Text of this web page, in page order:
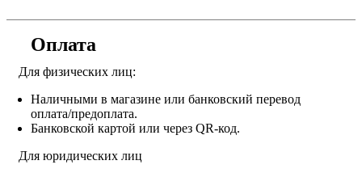
Оплата
Для физических лиц:
Наличными в магазине или банковский перевод
оплата/предоплата.
Банковской картой или через QR-код.
Для юридических лиц